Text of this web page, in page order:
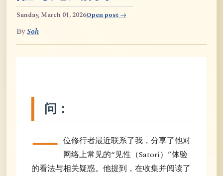
Sunday, March 01, 2026Open post →
BySoh
问：
一 位修行者最近联系了我，分享了他对
网络上常见的“见性（Satori）”体验
的看法与相关疑惑。他提到，在收集并阅读了